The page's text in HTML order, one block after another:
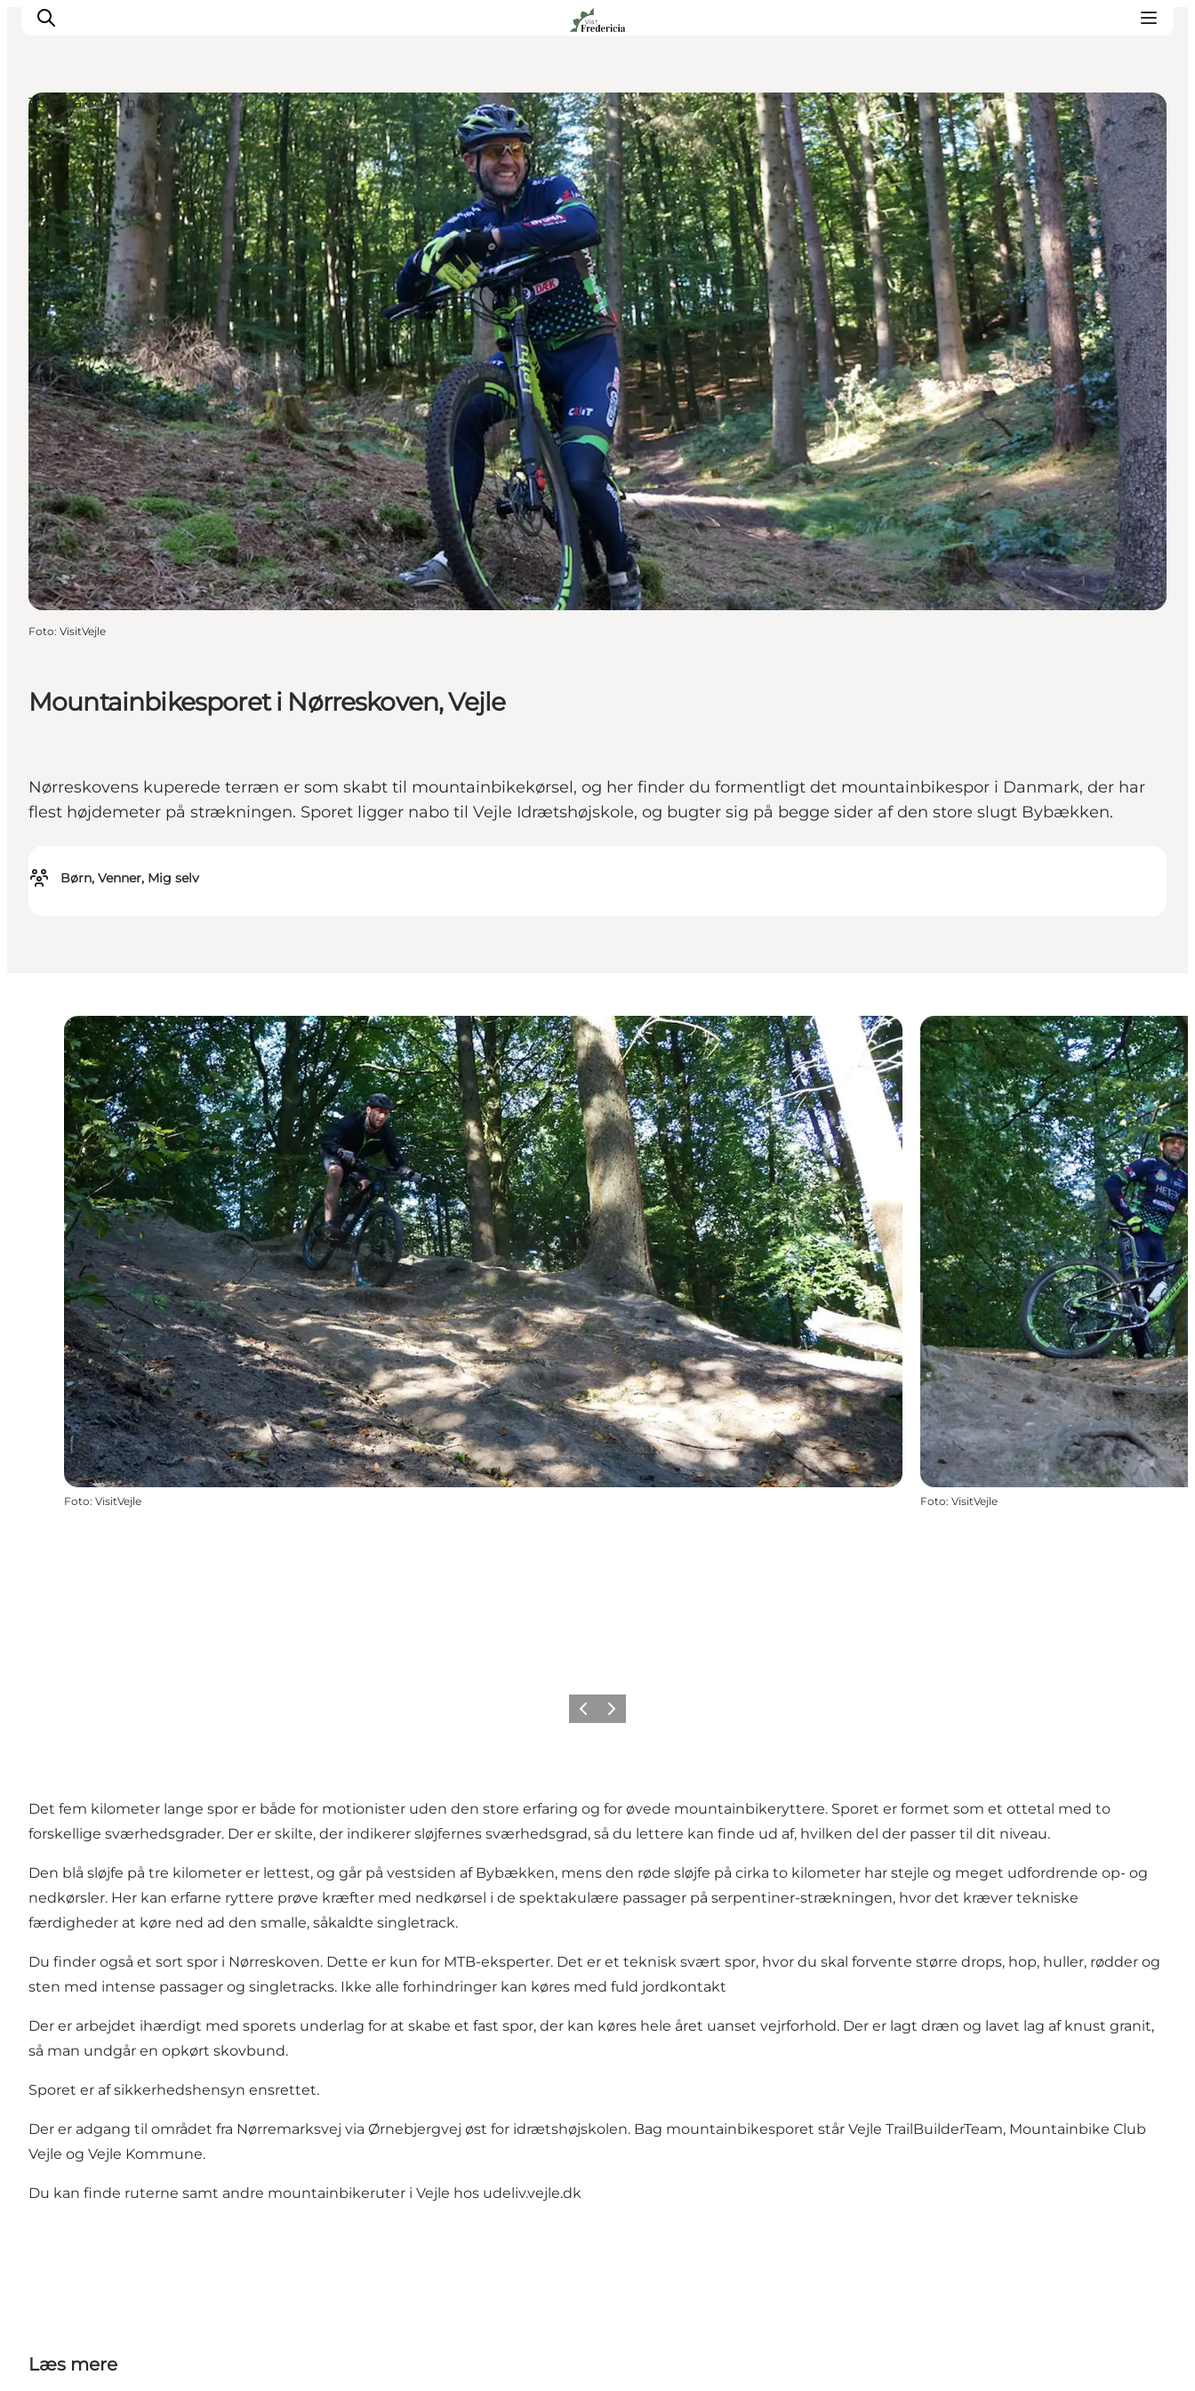
Det sker
Oplevelser
Spisesteder
Overnatning
Planlæg din tur
Book guidet tur
Mountainbikesporet i Nørreskoven, Vejle
Nørreskovens kuperede terræn er som skabt til mountainbikekørsel, og her finder du formentligt det mountainbikespor i Danmark, der har
flest højdemeter på strækningen. Sporet ligger nabo til Vejle Idrætshøjskole, og bugter sig på begge sider af den store slugt Bybækken.
Børn, Venner, Mig selv
Ture på egen hånd
Foto: VisitVejle
Foto: VisitVejle Foto: VisitVejle
Forrige billede
Næste billede
Det fem kilometer lange spor er både for motionister uden den store erfaring og for øvede mountainbikeryttere. Sporet er formet som et ottetal med to
forskellige sværhedsgrader. Der er skilte, der indikerer sløjfernes sværhedsgrad, så du lettere kan finde ud af, hvilken del der passer til dit niveau.
Den blå sløjfe på tre kilometer er lettest, og går på vestsiden af Bybækken, mens den røde sløjfe på cirka to kilometer har stejle og meget udfordrende op- og
nedkørsler. Her kan erfarne ryttere prøve kræfter med nedkørsel i de spektakulære passager på serpentiner-strækningen, hvor det kræver tekniske
færdigheder at køre ned ad den smalle, såkaldte singletrack.
Du finder også et sort spor i Nørreskoven. Dette er kun for MTB-eksperter. Det er et teknisk svært spor, hvor du skal forvente større drops, hop, huller, rødder og
sten med intense passager og singletracks. Ikke alle forhindringer kan køres med fuld jordkontakt
Der er arbejdet ihærdigt med sporets underlag for at skabe et fast spor, der kan køres hele året uanset vejrforhold. Der er lagt dræn og lavet lag af knust granit,
så man undgår en opkørt skovbund.
Sporet er af sikkerhedshensyn ensrettet.
Der er adgang til området fra Nørremarksvej via Ørnebjergvej øst for idrætshøjskolen. Bag mountainbikesporet står Vejle TrailBuilderTeam, Mountainbike Club
Vejle og Vejle Kommune.
Du kan finde ruterne samt andre mountainbikeruter i Vejle hos udeliv.vejle.dk
Læs mere